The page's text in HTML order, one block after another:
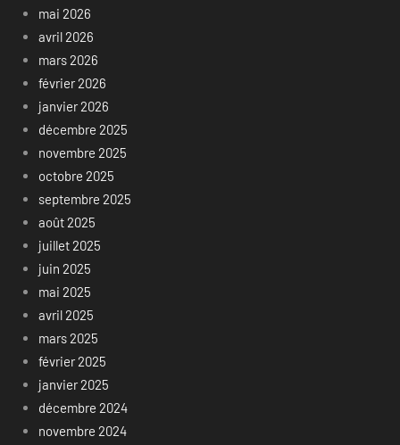
mai 2026
avril 2026
mars 2026
février 2026
janvier 2026
décembre 2025
novembre 2025
octobre 2025
septembre 2025
août 2025
juillet 2025
juin 2025
mai 2025
avril 2025
mars 2025
février 2025
janvier 2025
décembre 2024
novembre 2024